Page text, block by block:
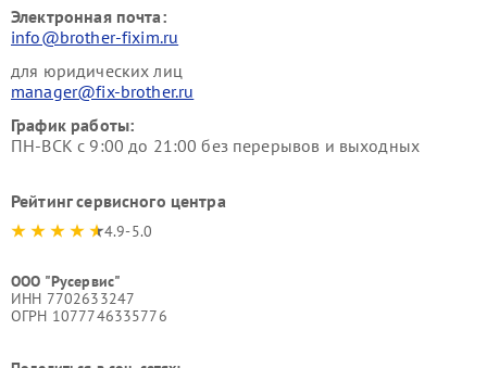
Электронная почта:
info@brother-fixim.ru
для юридических лиц
manager@fix-brother.ru
График работы:
ПН-ВСК с 9:00 до 21:00 без перерывов и выходных
Рейтинг сервисного центра
4.9-5.0
ООО "Русервис"
ИНН 7702633247
ОГРН 1077746335776